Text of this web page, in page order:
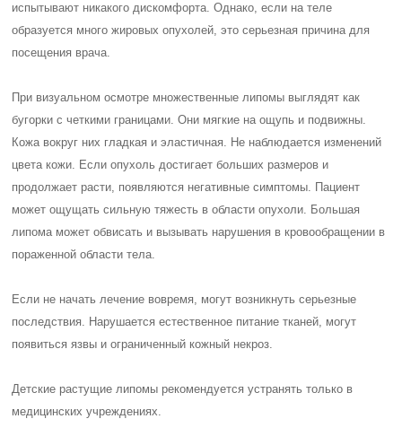
испытывают никакого дискомфорта. Однако, если на теле
образуется много жировых опухолей, это серьезная причина для
посещения врача.
При визуальном осмотре множественные липомы выглядят как
бугорки с четкими границами. Они мягкие на ощупь и подвижны.
Кожа вокруг них гладкая и эластичная. Не наблюдается изменений
цвета кожи. Если опухоль достигает больших размеров и
продолжает расти, появляются негативные симптомы. Пациент
может ощущать сильную тяжесть в области опухоли. Большая
липома может обвисать и вызывать нарушения в кровообращении в
пораженной области тела.
Если не начать лечение вовремя, могут возникнуть серьезные
последствия. Нарушается естественное питание тканей, могут
появиться язвы и ограниченный кожный некроз.
Детские растущие липомы рекомендуется устранять только в
медицинских учреждениях.